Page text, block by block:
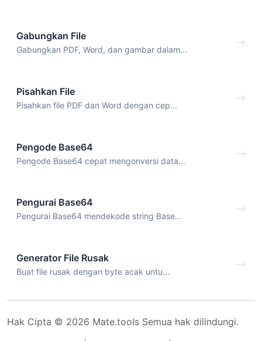
Gabungkan File
Gabungkan PDF, Word, dan gambar dalam...
Pisahkan File
Pisahkan file PDF dan Word dengan cep...
Pengode Base64
Pengode Base64 cepat mengonversi data...
Pengurai Base64
Pengurai Base64 mendekode string Base...
Generator File Rusak
Buat file rusak dengan byte acak untu...
Hak Cipta © 2026 Mate.tools Semua hak dilindungi.